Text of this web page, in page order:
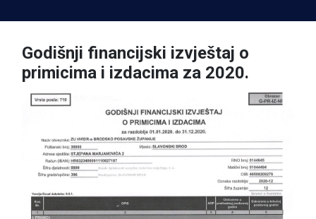
Godišnji financijski izvještaj o
primicima i izdacima za 2020.